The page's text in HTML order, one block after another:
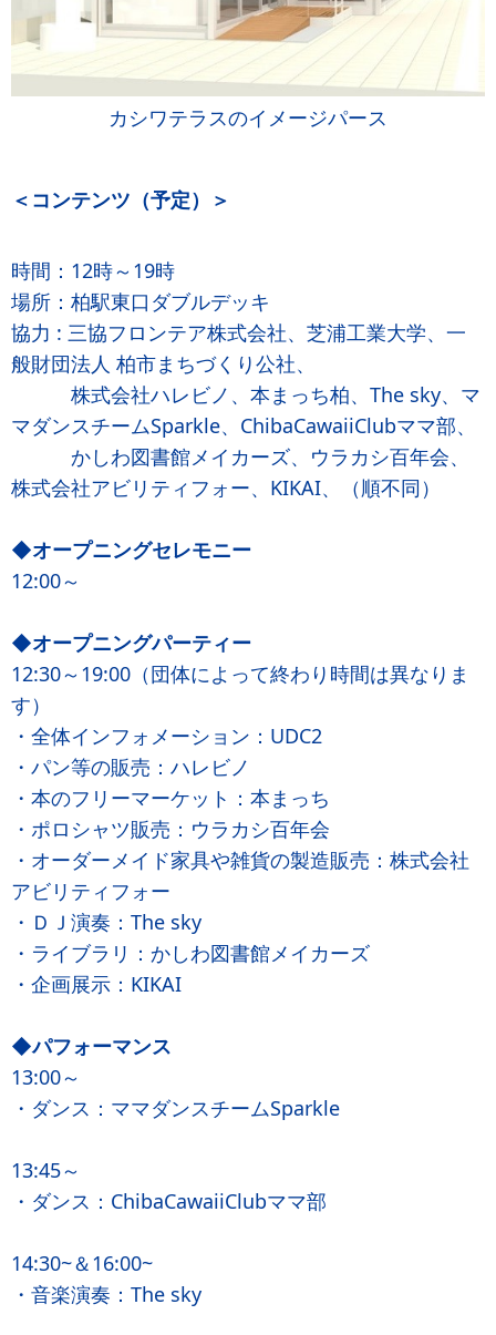
カシワテラスのイメージパース
＜コンテンツ（予定）＞
時間：12時～19時
場所：柏駅東口ダブルデッキ
協力 : 三協フロンテア株式会社、芝浦工業大学、一
般財団法人 柏市まちづくり公社、
株式会社ハレビノ、本まっち柏、The sky、マ
マダンスチームSparkle、ChibaCawaiiClubママ部、
かしわ図書館メイカーズ、ウラカシ百年会、
株式会社アビリティフォー、KIKAI、（順不同）
◆オープニングセレモニー
12:00～
◆オープニングパーティー
12:30～19:00（団体によって終わり時間は異なりま
す）
・全体インフォメーション：UDC2
・パン等の販売：ハレビノ
・本のフリーマーケット：本まっち
・ポロシャツ販売：ウラカシ百年会
・オーダーメイド家具や雑貨の製造販売：株式会社
アビリティフォー
・ＤＪ演奏：The sky
・ライブラリ：かしわ図書館メイカーズ
・企画展示：KIKAI
◆パフォーマンス
13:00～
・ダンス：ママダンスチームSparkle
13:45～
・ダンス：ChibaCawaiiClubママ部
14:30~＆16:00~
・音楽演奏：The sky